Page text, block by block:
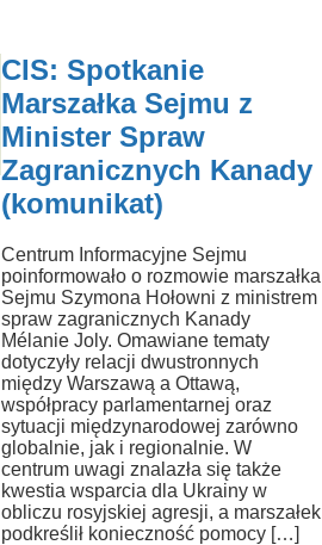
CIS: Spotkanie
Marszałka Sejmu z
Minister Spraw
Zagranicznych Kanady
(komunikat)
Centrum Informacyjne Sejmu
poinformowało o rozmowie marszałka
Sejmu Szymona Hołowni z ministrem
spraw zagranicznych Kanady
Mélanie Joly. Omawiane tematy
dotyczyły relacji dwustronnych
między Warszawą a Ottawą,
współpracy parlamentarnej oraz
sytuacji międzynarodowej zarówno
globalnie, jak i regionalnie. W
centrum uwagi znalazła się także
kwestia wsparcia dla Ukrainy w
obliczu rosyjskiej agresji, a marszałek
podkreślił konieczność pomocy […]